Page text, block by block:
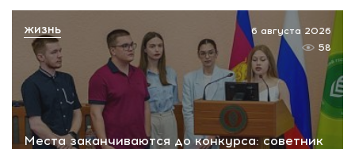
Места заканчиваются до конкурса: советник
6 августа 2026
58
ЖИЗНЬ